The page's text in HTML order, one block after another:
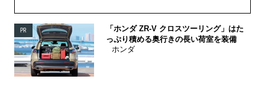
PR
「ホンダ ZR-V クロスツーリング」はた
っぷり積める奥行きの長い荷室を装備
ホンダ